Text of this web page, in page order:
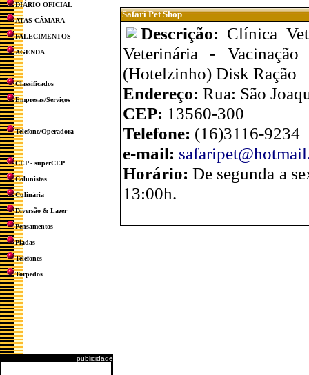
DIÁRIO OFICIAL
ATAS CÂMARA
FALECIMENTOS
AGENDA
Classificados
Empresas/Serviços
Telefone/Operadora
CEP - superCEP
Colunistas
Culinária
Diversão & Lazer
Pensamentos
Piadas
Telefones
Torpedos
publicidade
Safari Pet Shop
Descrição: Clínica
Veterinária -
(Hotelzinho) Disk Ração
Endereço: Rua: São
CEP: 13560-300
Telefone: (16)3116-9234
e-mail:
Horário:De segunda a
13:00h.